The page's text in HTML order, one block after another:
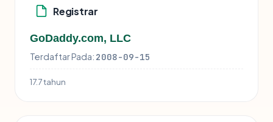
Registrar
GoDaddy.com, LLC
Terdaftar Pada: 2008-09-15
17.7 tahun